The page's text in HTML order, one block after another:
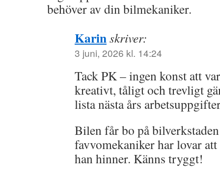
behöver av din bilmekaniker.
Karinskriver:
3 juni, 2026 kl. 14:24
Tack PK – ingen konst att
kreativt, tåligt och trevligt
lista nästa års
Bilen får bo på
favvomekaniker har lovar
han hinner. Känns tryggt!